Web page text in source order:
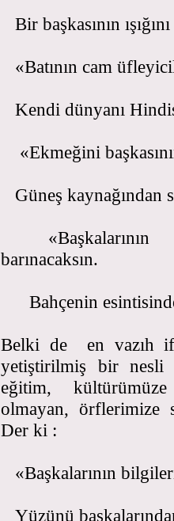
Bir başkasının
«Batının cam
Kendi dünyanı
«Ekmeğini
Güneş kaynağından
«Başkalarının
barınacaksın.
Bahçenin esintisinde
Belki de en vazıh
yetiştirilmiş bir nesli
eğitim,
olmayan, örflerimize
Der ki :
«Başkalarının
Yüzünü